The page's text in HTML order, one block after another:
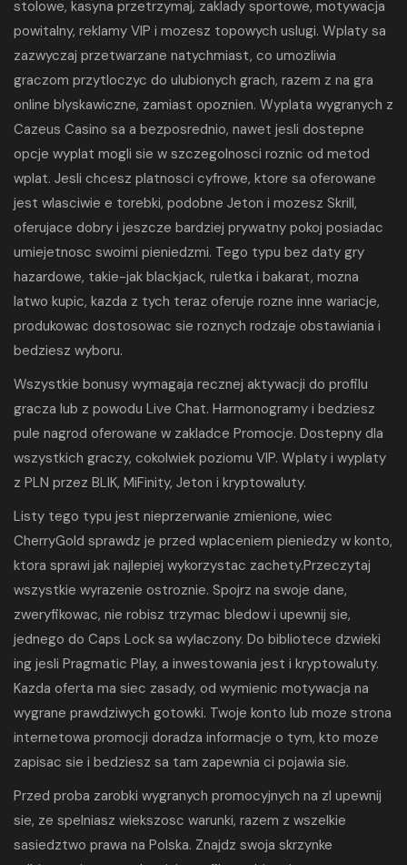
stolowe, kasyna przetrzymaj, zaklady sportowe, motywacja
powitalny, reklamy VIP i mozesz topowych uslugi. Wplaty sa
zazwyczaj przetwarzane natychmiast, co umozliwia
graczom przytloczyc do ulubionych grach, razem z na gra
online blyskawiczne, zamiast opoznien. Wyplata wygranych z
Cazeus Casino sa a bezposrednio, nawet jesli dostepne
opcje wyplat mogli sie w szczegolnosci roznic od metod
wplat. Jesli chcesz platnosci cyfrowe, ktore sa oferowane
jest wlasciwie e torebki, podobne Jeton i mozesz Skrill,
oferujace dobry i jeszcze bardziej prywatny pokoj posiadac
umiejetnosc swoimi pieniedzmi. Tego typu bez daty gry
hazardowe, takie-jak blackjack, ruletka i bakarat, mozna
latwo kupic, kazda z tych teraz oferuje rozne inne wariacje,
produkowac dostosowac sie roznych rodzaje obstawiania i
bedziesz wyboru.
Wszystkie bonusy wymagaja recznej aktywacji do profilu
gracza lub z powodu Live Chat. Harmonogramy i bedziesz
pule nagrod oferowane w zakladce Promocje. Dostepny dla
wszystkich graczy, cokolwiek poziomu VIP. Wplaty i wyplaty
z PLN przez BLIK, MiFinity, Jeton i kryptowaluty.
Listy tego typu jest nieprzerwanie zmienione, wiec
CherryGold sprawdz je przed wplaceniem pieniedzy w konto,
ktora sprawi jak najlepiej wykorzystac zachety.Przeczytaj
wszystkie wyrazenie ostroznie. Spojrz na swoje dane,
zweryfikowac, nie robisz trzymac bledow i upewnij sie,
jednego do Caps Lock sa wylaczony. Do bibliotece dzwieki
ing jesli Pragmatic Play, a inwestowania jest i kryptowaluty.
Kazda oferta ma siec zasady, od wymienic motywacja na
wygrane prawdziwych gotowki. Twoje konto lub moze strona
internetowa promocji doradza informacje o tym, kto moze
zapisac sie i bedziesz sa tam zapewnia ci pojawia sie.
Przed proba zarobki wygranych promocyjnych na zl upewnij
sie, ze spelniasz wiekszosc warunki, razem z wszelkie
sasiedztwo prawa na Polska. Znajdz swoja skrzynke